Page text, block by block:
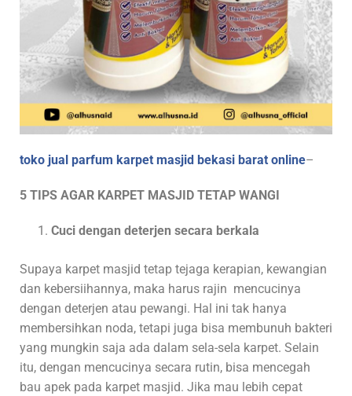
toko jual parfum karpet masjid bekasi barat online–
5 TIPS AGAR KARPET MASJID TETAP WANGI
Cuci dengan deterjen secara berkala
Supaya karpet masjid tetap tejaga kerapian, kewangian
dan kebersiihannya, maka harus rajin mencucinya
dengan deterjen atau pewangi. Hal ini tak hanya
membersihkan noda, tetapi juga bisa membunuh bakteri
yang mungkin saja ada dalam sela-sela karpet. Selain
itu, dengan mencucinya secara rutin, bisa mencegah
bau apek pada karpet masjid. Jika mau lebih cepat